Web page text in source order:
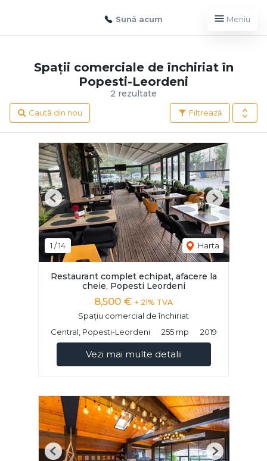
Sună acum Meniu
2 rezultate
Spații comerciale de închiriat în
Popesti-Leordeni
Filtrează
Caută din nou
1 /14 Harta
Previous Next
Restaurant complet echipat, afacere la
cheie, Popesti Leordeni
8,500 € + 21% TVA
Spațiu comercial de închiriat
Central, Popesti-Leordeni
255 mp 2019
Vezi mai multe detalii
Previous Next